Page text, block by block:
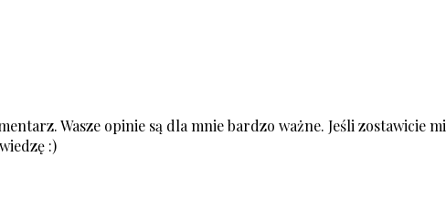
Wasze opinie są dla mnie bardzo ważne. Jeśli zostawicie mi
:)